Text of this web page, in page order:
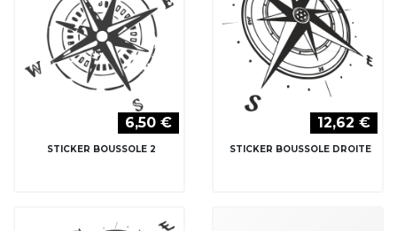
6,50 €
STICKER BOUSSOLE 2
12,62 €
STICKER BOUSSOLE DROITE